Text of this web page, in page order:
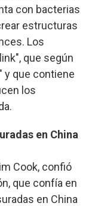
con bacterias
estructuras
Los
que según
y que contiene
los
en China
Cook, confió
que confía en
en China